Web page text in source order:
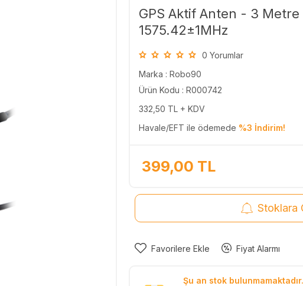
GPS Aktif Anten - 3 Metre
1575.42±1MHz
0 Yorumlar
Marka : Robo90
Ürün Kodu : R000742
332,50 TL + KDV
Havale/EFT ile ödemede %3 İndirim!
399,00 TL
Stoklara
Favorilere Ekle Fiyat Alarmı
Şu an stok bulunmamaktadır.